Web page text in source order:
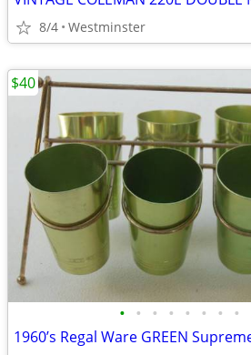
8/4 Westminster
• • • • • • • •
$40